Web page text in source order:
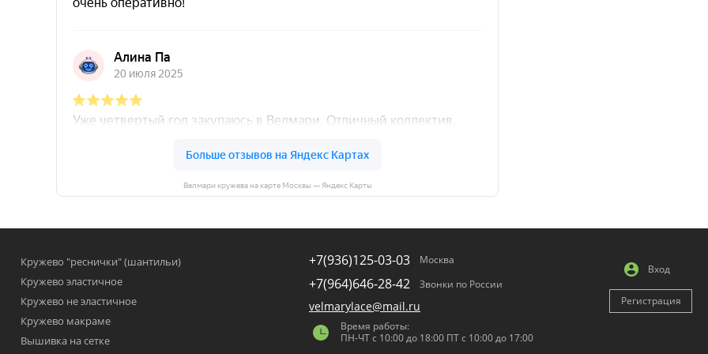
Велмари кружева на карте Москвы — Яндекс Карты
Кружево "реснички" (шантильи)
Кружево эластичное
Кружево не эластичное
Кружево макраме
Вышивка на сетке
+7(936)125-03-03 Москва
+7(964)646-28-42 Звонки по России
velmarylace@mail.ru
Время работы:
ПН-ЧТ с 10:00 до 18:00 ПТ с 10:00 до 17:00
Вход
Регистрация